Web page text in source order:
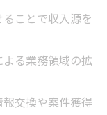
ことで収入源を
る業務領域の拡
交換や案件獲得